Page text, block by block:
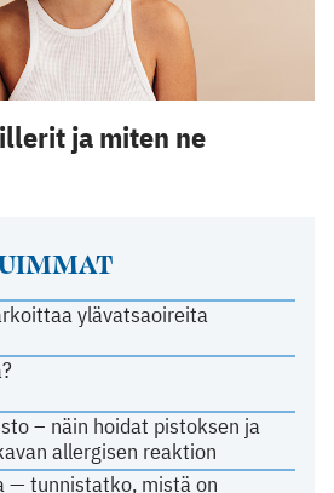
ylävatsaoireita
– näin hoidat pistoksen ja
allergisen reaktion
— tunnistatko, mistä on
ja miten ne